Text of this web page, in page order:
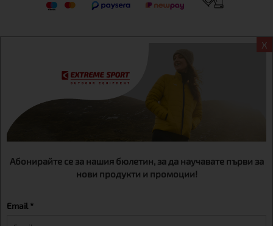
X
Абонирайте се за нашия бюлетин, за да научавате първи за
нови продукти и промоции!
Email *
Екстрем спорт ЕООД, BG131452613, административен адрес
гр. София, Овча купел, ул.692, №12, офис 1, магазини